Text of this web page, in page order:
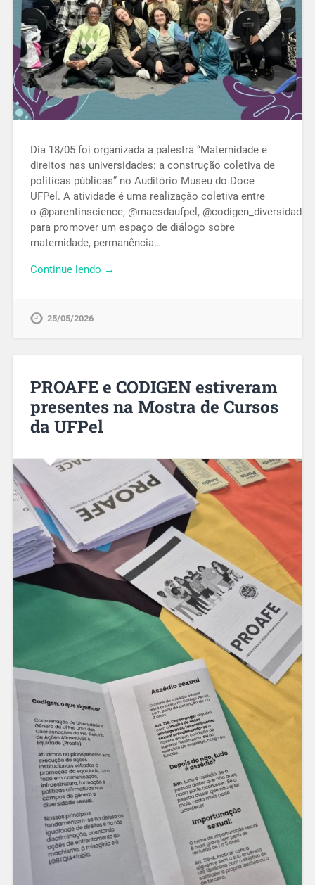
Dia 18/05 foi organizada a palestra “Maternidade e
direitos nas universidades: a construção coletiva de
políticas públicas” no Auditório Museu do Doce
UFPel. A atividade é uma realização coletiva entre
o @parentinscience, @maesdaufpel,
para promover um espaço de diálogo sobre
maternidade, permanência…
Continue lendo →
25/05/2026
PROAFE e CODIGEN estiveram
presentes na Mostra de Cursos
da UFPel